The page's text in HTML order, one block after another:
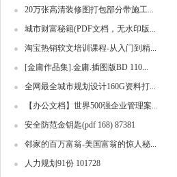
20万张高清装修图打包部分带施工...
城市财富秘籍(PDF文档，无水印版...
淘宝热销软文培训课程-从入门到精...
[金庸作品集].金庸.插图版BD 110...
全网最全城市规划设计160G资料打...
【办公文档】世界500强企业管理案...
安全防范金钥匙(pdf 168) 87381
邻家的百万富翁-美国富翁的惊人秘...
人力规划91份 101728